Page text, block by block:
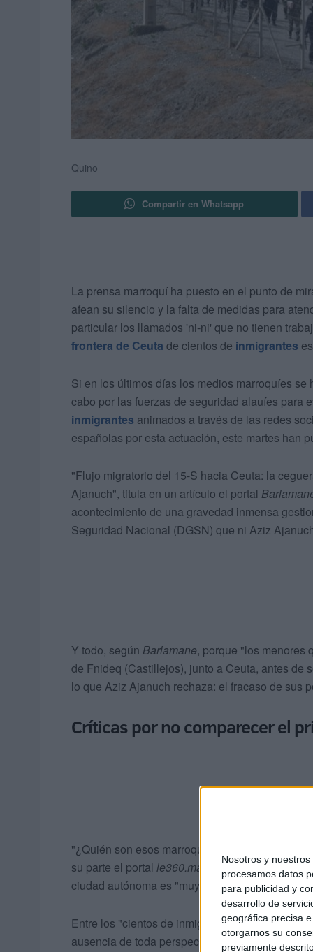
Nosotros y nuestros
procesamos datos
para publicidad y
desarrollo de
geográfica precisa
otorgarnos su
previamente
Quino
Compartir en Whatsapp
La prensa marroquí ha puesto en el punto de
afean su silencio y la falta de medidas para
particular los llamados 'ni-ni' que no tienen
frontera de Ceuta de cientos de inmigrantes
Si en los últimos días los medios marroquíes
cabo por las fuerzas de seguridad alauíes para
inmigrantes animados a través de las redes
españolas por esta actuación, este martes han
"Flujo migratorio del 15-S hacia Ceuta: la
Ajanuch", titula en un artículo el portal
acontecimiento de una gravedad inmensa
Seguridad Nacional (DGSN) que ni Aziz
Y todo, según Barlamane, porque "los menores
de Fnideq (Castillejos), junto a Ceuta, antes de
lo que Aziz Ajanuch rechaza: el fracaso de sus
Críticas por no comparecer el
"¿Quién son esos marroquíes que intentan
su parte el portal le360.ma
, que también
ciudad autónoma es "muy grave".
Entre los "cientos de inmigrantes,
ausencia de toda perspectiva de futuro",